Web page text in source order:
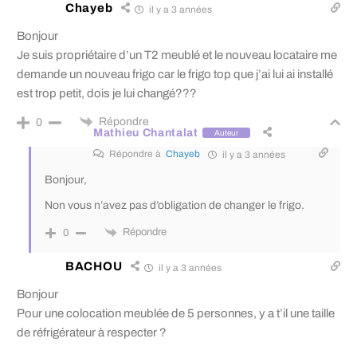
Chayeb il y a 3 années
Bonjour
Je suis propriétaire d’un T2 meublé et le nouveau locataire me
demande un nouveau frigo car le frigo top que j’ai lui ai installé
est trop petit, dois je lui changé???
0
Répondre
Mathieu Chantalat
Auteur
Répondre à Chayeb il y a 3 années
Bonjour,
Non vous n’avez pas d’obligation de changer le frigo.
0 Répondre
BACHOU il y a 3 années
Bonjour
Pour une colocation meublée de 5 personnes, y a t’il une taille
de réfrigérateur à respecter ?